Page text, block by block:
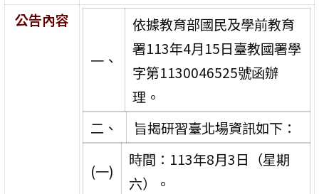
公告內容
一、
依據教育部國民及學前教育
署113年4月15日臺教國署學
字第1130046525號函辦
理。
二、
旨揭研習臺北場資訊如下：
(一)
時間：113年8月3日（星期
六）。